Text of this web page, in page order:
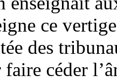
ce
des
céder